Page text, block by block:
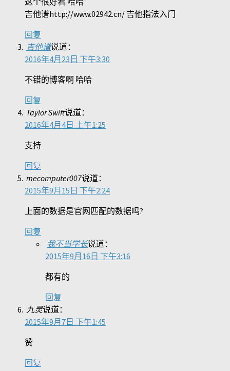
吉他谱http://www.02942.cn/ 吉他指法入门
回复
吉他谱说道：
2016年4月23日 下午3:30
不错的博客啊 哈哈
回复
Taylor Swift说道：
2016年4月4日 上午1:25
支持
回复
mecomputer007说道：
2015年9月15日 下午2:24
上面的数据是官网匹配的数据吗?
回复
我不当学长说道：
2015年9月16日 下午3:16
都有的
回复
九灵说道：
2015年9月7日 下午1:45
赞
回复